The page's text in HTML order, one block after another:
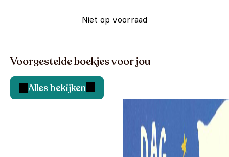
Niet op voorraad
Voorgestelde boekjes voor jou
Alles bekijken